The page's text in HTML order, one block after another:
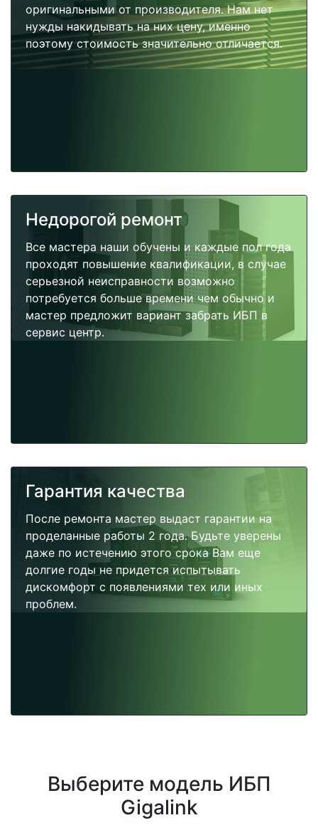
оригинальными от производителя. Нам нет
нужды накидывать на них цену, именно
поэтому стоимость значительно отличается.
Недорогой ремонт
Все мастера наши обучены и каждые пол года
проходят повышение квалификации, в случае
серьезной неисправности возможно
потребуется больше времени чем обычно и
мастер предложит вариант забрать ИБП в
сервис центр.
Гарантия качества
После ремонта мастер выдаст гарантии на
проделанные работы 2 года. Будьте уверены
даже по истечению этого срока Вам еще
долгие годы не придется испытывать
дискомфорт с появлениями тех или иных
проблем.
Выберите модель ИБП
Gigalink